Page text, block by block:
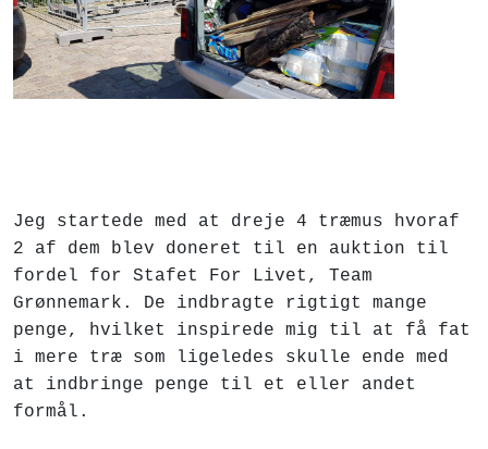
Jeg startede med at dreje 4 træmus hvoraf
2 af dem blev doneret til en auktion til
fordel for Stafet For Livet, Team
Grønnemark. De indbragte rigtigt mange
penge, hvilket inspirede mig til at få fat
i mere træ som ligeledes skulle ende med
at indbringe penge til et eller andet
formål.